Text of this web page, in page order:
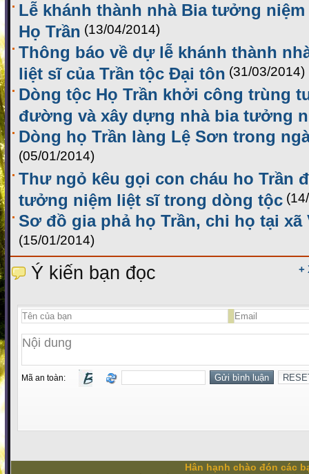
Lễ khánh thành nhà Bia tưởng
Họ Trần (13/04/2014)
Thông báo về dự lễ khánh thành
liệt sĩ của Trần tộc Đại tôn (31/03/2014)
Dòng tộc Họ Trần khởi công trùng
đường và xây dựng nhà bia tưởng
Dòng họ Trần làng Lệ Sơn trong
(05/01/2014)
Thư ngỏ kêu gọi con cháu ho Trần
tưởng niệm liệt sĩ trong dòng tộc
Sơ đồ gia phả họ Trần, chi họ tại xã
(15/01/2014)
+
Ý kiến bạn đọc
Mã an toàn:
Hân hạnh chào đón các